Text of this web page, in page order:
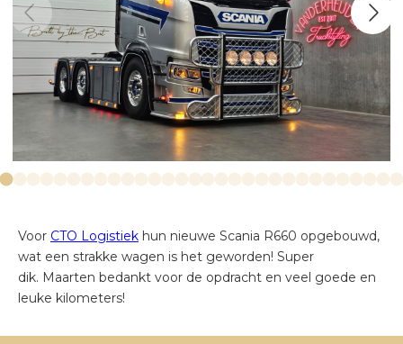
UITLATEN
VERLICHTING
Voor CTO Logistiek hun nieuwe Scania R660 opgebouwd,
wat een strakke wagen is het geworden! Super
dik. Maarten bedankt voor de opdracht en veel goede en
leuke kilometers!